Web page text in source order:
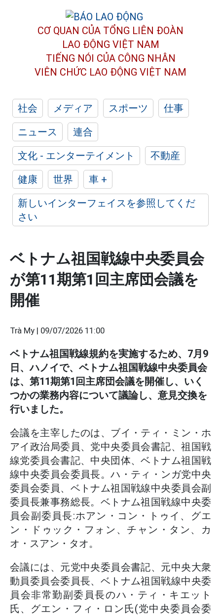
CƠ QUAN CỦA TỔNG LIÊN ĐOÀN
LAO ĐỘNG VIỆT NAM
TIẾNG NÓI CỦA CÔNG NHÂN
VIÊN CHỨC LAO ĐỘNG VIỆT NAM
社会 メディア スポーツ
仕事
ニュース
連合
文化 - エンターテイメント
不動産
健康
世界
車 +
新しいインターフェイスを参照してくだ
さい
ベトナム祖国戦線中央委員会
が第11期第1回主席団会議を
開催
Trà My | 09/07/2026 11:00
ベトナム祖国戦線規約を実施するため、7月9
日、ハノイで、ベトナム祖国戦線中央委員会
は、第11期第1回主席団会議を開催し、いく
つかの業務内容について議論し、意見交換を
行いました。
会議を主宰したのは、ブイ・ティ・ミン・ホ
アイ政治局委員、党中央委員会書記、祖国戦
線党委員会書記、中央団体、ベトナム祖国戦
線中央委員会委員長。ハ・ティ・ンガ党中央
委員会委員、ベトナム祖国戦線中央委員会副
委員長兼事務総長。ベトナム祖国戦線中央委
員会副委員長:ホアン・コン・トゥイ、グエ
ン・ドゥック・フォン、チャン・タン、カ
オ・スアン・タオ。
会議には、元党中央委員会書記、元中央大衆
動員委員会委員長、ベトナム祖国戦線中央委
員会非常勤副委員長のハ・ティ・キエット
氏、グエン・フィ・ロン氏(党中央委員会委